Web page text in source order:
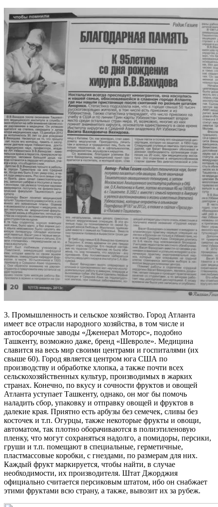
3. Промышленность и сельское хозяйство. Город Атланта
имеет все отрасли народного хозяйства, в том числе и
автосборочные заводы «Дженерал Моторс», подобно
Ташкенту, возможно даже, бренд «Шевроле». Медицина
славится на весь мир своими центрами и госпиталями (их
свыше 60). Город является центром юга США по
производству и обработке хлопка, а также почти всех
сельскохозяйственных культур, производимых в жарких
странах. Конечно, по вкусу и сочности фруктов и овощей
Атланта уступает Ташкенту, однако, он мог бы помочь
наладить сбор, упаковку и отправку овощей и фруктов в
далекие края. Приятно есть арбузы без семечек, сливы без
косточек и т.п. Огурцы, также некоторые фрукты и овощи,
автоматом, так плотно оборачиваются в полиэтиленовую
пленку, что могут сохраняться надолго, а помидоры, персики,
груши и т.п. помещают в специальные, герметичные,
пластмассовые коробки, с гнездами, по размерам для них.
Каждый фрукт маркируется, чтобы найти, в случае
необходимости, их производителя. Штат Джорджия
официально считается персиковым штатом, ибо он снабжает
этими фруктами всю страну, а также, вывозит их за рубеж.